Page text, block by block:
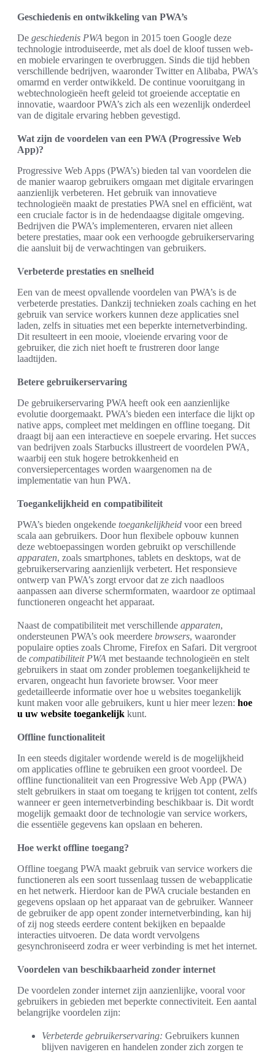
Geschiedenis en ontwikkeling van PWA’s
De geschiedenis PWA begon in 2015 toen Google deze
technologie introduiseerde, met als doel de kloof tussen web-
en mobiele ervaringen te overbruggen. Sinds die tijd hebben
verschillende bedrijven, waaronder Twitter en Alibaba, PWA’s
omarmd en verder ontwikkeld. De continue vooruitgang in
webtechnologieën heeft geleid tot groeiende acceptatie en
innovatie, waardoor PWA’s zich als een wezenlijk onderdeel
van de digitale ervaring hebben gevestigd.
Wat zijn de voordelen van een PWA (Progressive Web
App)?
Progressive Web Apps (PWA’s) bieden tal van voordelen die
de manier waarop gebruikers omgaan met digitale ervaringen
aanzienlijk verbeteren. Het gebruik van innovatieve
technologieën maakt de prestaties PWA snel en efficiënt, wat
een cruciale factor is in de hedendaagse digitale omgeving.
Bedrijven die PWA’s implementeren, ervaren niet alleen
betere prestaties, maar ook een verhoogde gebruikerservaring
die aansluit bij de verwachtingen van gebruikers.
Verbeterde prestaties en snelheid
Een van de meest opvallende voordelen van PWA’s is de
verbeterde prestaties. Dankzij technieken zoals caching en het
gebruik van service workers kunnen deze applicaties snel
laden, zelfs in situaties met een beperkte internetverbinding.
Dit resulteert in een mooie, vloeiende ervaring voor de
gebruiker, die zich niet hoeft te frustreren door lange
laadtijden.
Betere gebruikerservaring
De gebruikerservaring PWA heeft ook een aanzienlijke
evolutie doorgemaakt. PWA’s bieden een interface die lijkt op
native apps, compleet met meldingen en offline toegang. Dit
draagt bij aan een interactieve en soepele ervaring. Het succes
van bedrijven zoals Starbucks illustreert de voordelen PWA,
waarbij een stuk hogere betrokkenheid en
conversiepercentages worden waargenomen na de
implementatie van hun PWA.
Toegankelijkheid en compatibiliteit
PWA’s bieden ongekende toegankelijkheid voor een breed
scala aan gebruikers. Door hun flexibele opbouw kunnen
deze webtoepassingen worden gebruikt op verschillende
apparaten, zoals smartphones, tablets en desktops, wat de
gebruikerservaring aanzienlijk verbetert. Het responsieve
ontwerp van PWA’s zorgt ervoor dat ze zich naadloos
aanpassen aan diverse schermformaten, waardoor ze optimaal
functioneren ongeacht het apparaat.
Naast de compatibiliteit met verschillende apparaten,
ondersteunen PWA’s ook meerdere browsers, waaronder
populaire opties zoals Chrome, Firefox en Safari. Dit vergroot
de compatibiliteit PWA met bestaande technologieën en stelt
gebruikers in staat om zonder problemen toegankelijkheid te
ervaren, ongeacht hun favoriete browser. Voor meer
gedetailleerde informatie over hoe u websites toegankelijk
kunt maken voor alle gebruikers, kunt u hier meer lezen: hoe
u uw website toegankelijk kunt.
Offline functionaliteit
In een steeds digitaler wordende wereld is de mogelijkheid
om applicaties offline te gebruiken een groot voordeel. De
offline functionaliteit van een Progressive Web App (PWA)
stelt gebruikers in staat om toegang te krijgen tot content, zelfs
wanneer er geen internetverbinding beschikbaar is. Dit wordt
mogelijk gemaakt door de technologie van service workers,
die essentiële gegevens kan opslaan en beheren.
Hoe werkt offline toegang?
Offline toegang PWA maakt gebruik van service workers die
functioneren als een soort tussenlaag tussen de webapplicatie
en het netwerk. Hierdoor kan de PWA cruciale bestanden en
gegevens opslaan op het apparaat van de gebruiker. Wanneer
de gebruiker de app opent zonder internetverbinding, kan hij
of zij nog steeds eerdere content bekijken en bepaalde
interacties uitvoeren. De data wordt vervolgens
gesynchroniseerd zodra er weer verbinding is met het internet.
Voordelen van beschikbaarheid zonder internet
De voordelen zonder internet zijn aanzienlijke, vooral voor
gebruikers in gebieden met beperkte connectiviteit. Een aantal
belangrijke voordelen zijn:
Verbeterde gebruikerservaring: Gebruikers kunnen
blijven navigeren en handelen zonder zich zorgen te